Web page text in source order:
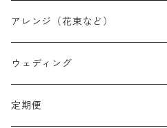
アレンジ（花束など）
スワッグ
リース
ウェディング
定期便